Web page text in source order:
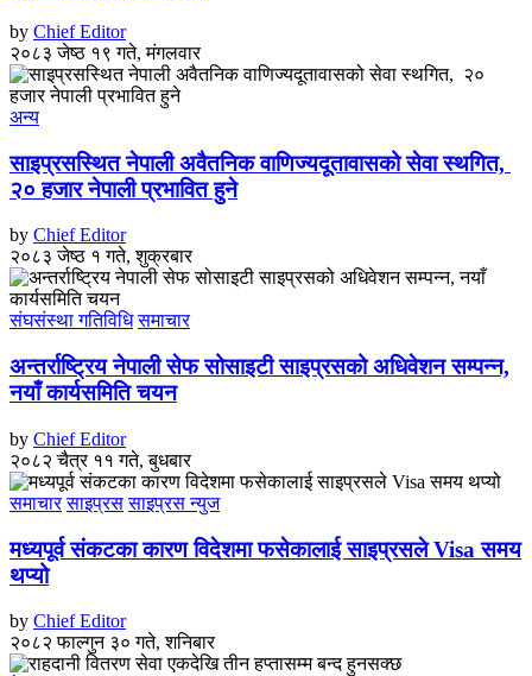
by Chief Editor
२०८३ जेष्ठ १९ गते, मंगलवार
अन्य
साइप्रसस्थित नेपाली अवैतनिक वाणिज्यदूतावासको सेवा स्थगित,
२० हजार नेपाली प्रभावित हुने
by Chief Editor
२०८३ जेष्ठ १ गते, शुक्रबार
संघसंस्था गतिविधि समाचार
अन्तर्राष्ट्रिय नेपाली सेफ सोसाइटी साइप्रसको अधिवेशन सम्पन्न,
नयाँ कार्यसमिति चयन
by Chief Editor
२०८२ चैत्र ११ गते, बुधबार
समाचार साइप्रस साइप्रस न्युज
मध्यपूर्व संकटका कारण विदेशमा फसेकालाई साइप्रसले Visa समय
थप्यो
by Chief Editor
२०८२ फाल्गुन ३० गते, शनिबार